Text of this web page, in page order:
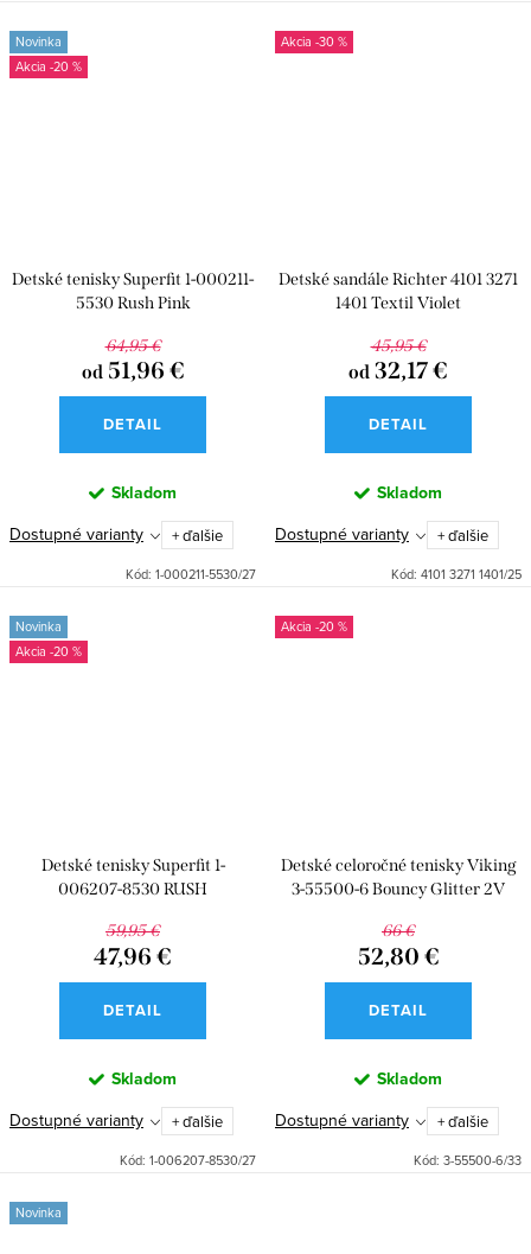
Novinka
-20 %
Detské tenisky Superfit 1-000211-
5530 Rush Pink
64,95 €
od51,96 €
DETAIL
Skladom
Dostupné varianty + ďalšie
Kód: 1-000211-5530/27
-30 %
Detské sandále Richter 4101 3271
1401 Textil Violet
45,95 €
od 32,17 €
DETAIL
Skladom
Dostupné varianty + ďalšie
Kód: 4101 3271 1401/25
Novinka
-20 %
Detské tenisky Superfit 1-
006207-8530 RUSH
59,95 €
47,96 €
DETAIL
Skladom
Dostupné varianty + ďalšie
Kód: 1-006207-8530/27
-20 %
Detské celoročné tenisky Viking
3-55500-6 Bouncy Glitter 2V
66 €
52,80 €
DETAIL
Skladom
Dostupné varianty + ďalšie
Kód: 3-55500-6/33
Novinka